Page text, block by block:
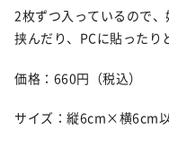
2枚ずつ入っているので
挟んだり、PCに貼ったり
価格：660円（税込）
サイズ：縦6cm×横6cm